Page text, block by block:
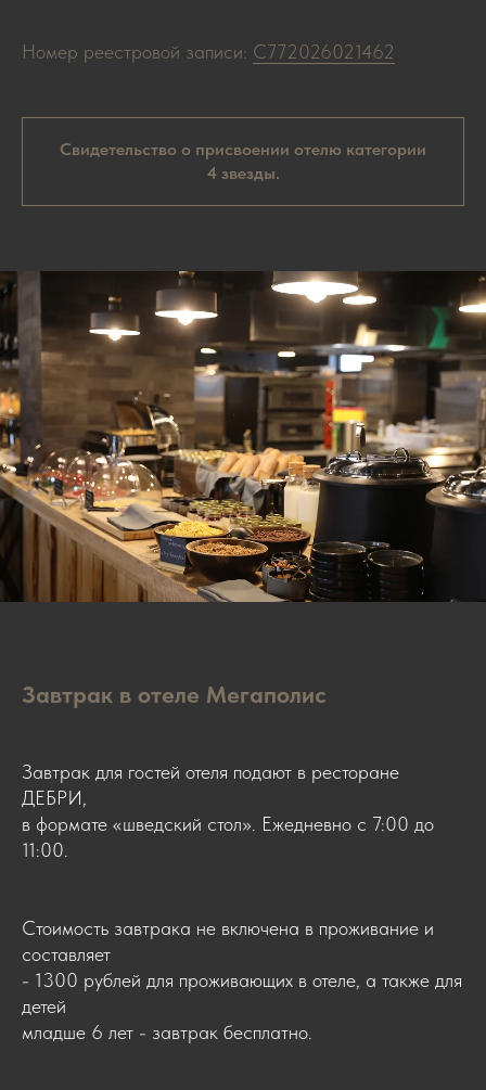
Номер реестровой записи: С772026021462
Cвидетельство о присвоении отелю категории
4 звезды.
Завтрак в отеле Мегаполис
Завтрак для гостей отеля подают в ресторане
ДЕБРИ,
в формате «шведский стол». Ежедневно с 7:00 до
11:00.
Стоимость завтрака не включена в проживание и
составляет
- 1300 рублей для проживающих в отеле, а также для
детей
младше 6 лет - завтрак бесплатно.